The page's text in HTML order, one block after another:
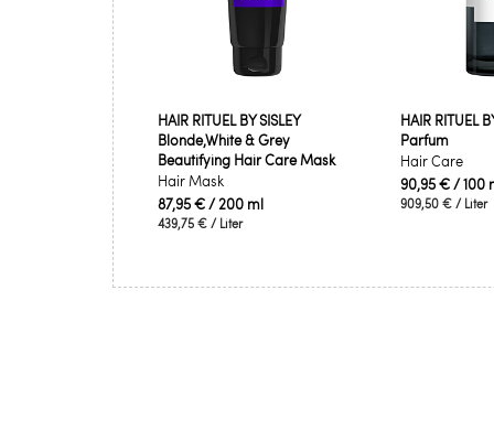
HAIR RITUEL BY SISLEY
Blonde,White & Grey
Beautifying Hair Care Mask
Hair Mask
87,95 €/ 200 ml
439,75 € / Liter
HAIR RITUEL
Parfum
Hair Care
90,95 €/ 100
909,50 €/ Liter